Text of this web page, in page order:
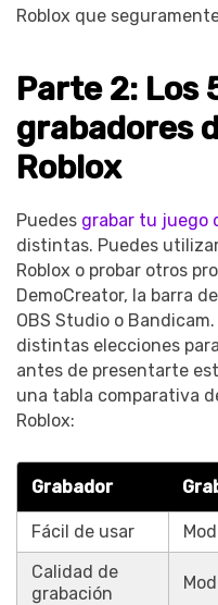
Roblox que
Parte 2: Los
grabadores
Roblox
Puedes grabar tu juego
distintas. Puedes
Roblox o probar otros
DemoCreator, la barra
OBS Studio o
distintas elecciones
antes de presentarte
una tabla comparativa
Roblox:
Grabador
Fácil de usar
Calidad de
grabación